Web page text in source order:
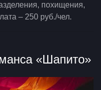
похищения,
– 250 руб./чел.
«Шапито»